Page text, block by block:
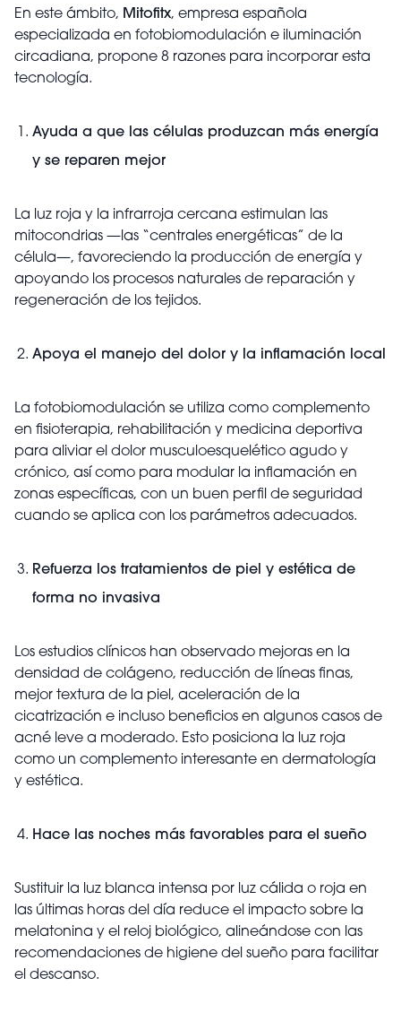
En este ámbito, Mitofitx, empresa española
especializada en fotobiomodulación e iluminación
circadiana, propone 8 razones para incorporar esta
tecnología.
Ayuda a que las células produzcan más energía
y se reparen mejor
La luz roja y la infrarroja cercana estimulan las
mitocondrias —las “centrales energéticas” de la
célula—, favoreciendo la producción de energía y
apoyando los procesos naturales de reparación y
regeneración de los tejidos.
Apoya el manejo del dolor y la inflamación local
La fotobiomodulación se utiliza como complemento
en fisioterapia, rehabilitación y medicina deportiva
para aliviar el dolor musculoesquelético agudo y
crónico, así como para modular la inflamación en
zonas específicas, con un buen perfil de seguridad
cuando se aplica con los parámetros adecuados.
Refuerza los tratamientos de piel y estética de
forma no invasiva
Los estudios clínicos han observado mejoras en la
densidad de colágeno, reducción de líneas finas,
mejor textura de la piel, aceleración de la
cicatrización e incluso beneficios en algunos casos de
acné leve a moderado. Esto posiciona la luz roja
como un complemento interesante en dermatología
y estética.
Hace las noches más favorables para el sueño
Sustituir la luz blanca intensa por luz cálida o roja en
las últimas horas del día reduce el impacto sobre la
melatonina y el reloj biológico, alineándose con las
recomendaciones de higiene del sueño para facilitar
el descanso.